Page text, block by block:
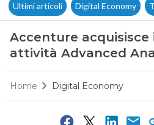
Ultimi articoli Digital Economy
Accenture acquisisce
attività Advanced
Home Digital Economy